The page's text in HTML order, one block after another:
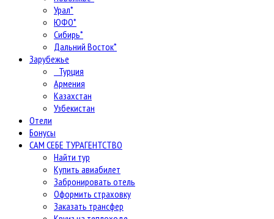
Урал*
ЮФО*
Сибирь*
Дальний Восток*
Зарубежье
Турция
Армения
Казахстан
Узбекистан
Отели
Бонусы
САМ СЕБЕ ТУРАГЕНТСТВО
Найти тур
Купить авиабилет
Забронировать отель
Оформить страховку
Заказать трансфер